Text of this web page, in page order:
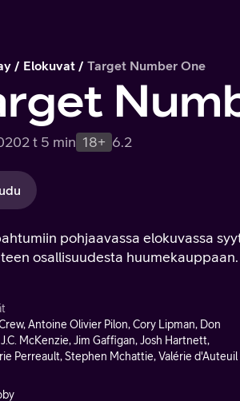
Elokuvat Target Number One
2 t 5 min 18+ 6.2
pohjaavassa elokuvassa
osallisuudesta
Antoine Olivier Pilon, Cory Lipman, Don
McKenzie, Jim Gaffigan, Josh Hartnett,
Perreault, Stephen Mchattie, Valérie d'Auteuil